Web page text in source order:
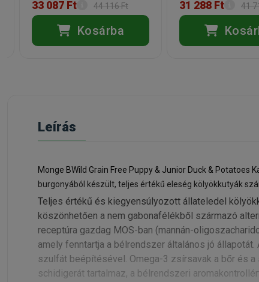
33 087 Ft 44 116 Ft
Kosárba
31 288 Ft 41
Leírás
Monge BWild Grain Free Puppy & Junior Duck &
burgonyából készült, teljes értékű eleség kölyökkutyák
Teljes értékű és kiegyensúlyozott állateledel
köszönhetően a nem gabonafélékből származó
receptúra gazdag MOS-ban (mannán-
amely fenntartja a bélrendszer általános jó
szulfát beépítésével. Omega-3 zsírsavak a bőr és
schidigerát tartalmaz, a bélrendszeri